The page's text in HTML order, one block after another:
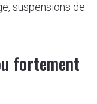
suspensions de
fortement